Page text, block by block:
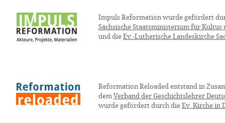
Impuls Reformation wurde gefördert
Sächsische Staatsministerium für Kultus
und die Ev.-Lutherische Landeskirche
Reformation Reloaded entstand in
dem Verband der Geschichtslehrer
wurde gefördert durch die Ev. Kirche in